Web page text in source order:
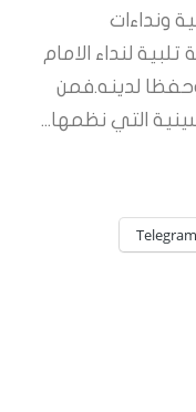
ونداءات
لنداء الامام
لدينه.فمن
التي نظمها...
Telegram